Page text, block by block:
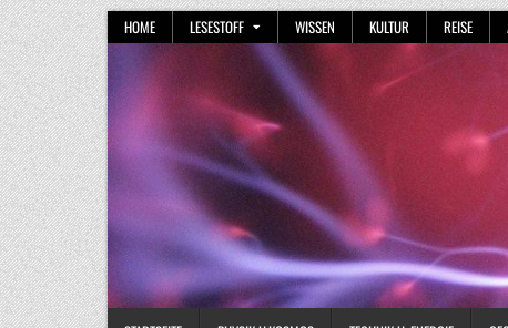
Skip
to
content
HOME LESESTOFF WISSEN KULTUR REISE